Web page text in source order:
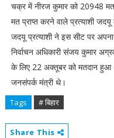
चक्र में नीरज कुमार को 20948 मत
मत प्राप्त करने वाले प्रत्याशी
जदयू प्रत्याशी ने इस सीट पर
निर्वाचन अधिकारी संजय कुमार
के लिए 22 अक्तूबर को मतदान हुआ
जनसंपर्क मंत्री थे।
Tags # बिहार
Share This